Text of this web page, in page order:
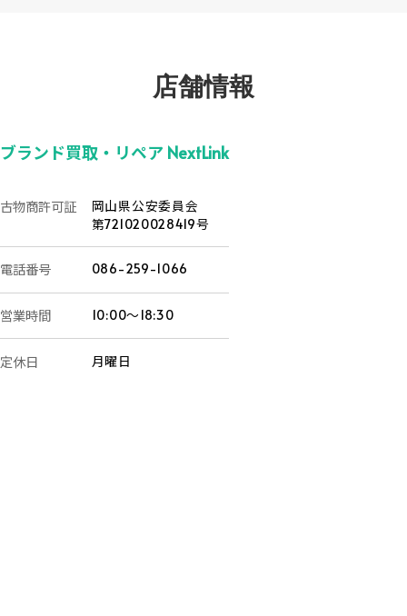
店舗情報
ブランド買取・リペア NextLink
古物商許可証
岡山県公安委員会
第721020028419号
電話番号 086-259-1066
営業時間 10:00～18:30
定休日 月曜日